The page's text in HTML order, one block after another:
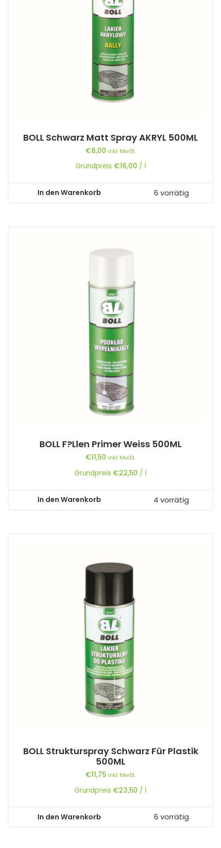
BOLL Schwarz Matt Spray AKRYL 500ML
€8,00 inkl. MwSt.
Grundpreis €16,00 / l
In den Warenkorb 6 vorrätig
BOLL F?llen Primer Weiss 500ML
€11,50 inkl. MwSt.
Grundpreis €22,50 / l
In den Warenkorb 4 vorrätig
BOLL Strukturspray Schwarz Für Plastik
500ML
€11,75 inkl. MwSt.
Grundpreis €23,50 / l
In den Warenkorb 6 vorrätig